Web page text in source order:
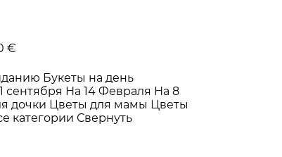
€
Букеты на день
сентября На 14 Февраля На 8
дочки Цветы для мамы Цветы
категории Свернуть